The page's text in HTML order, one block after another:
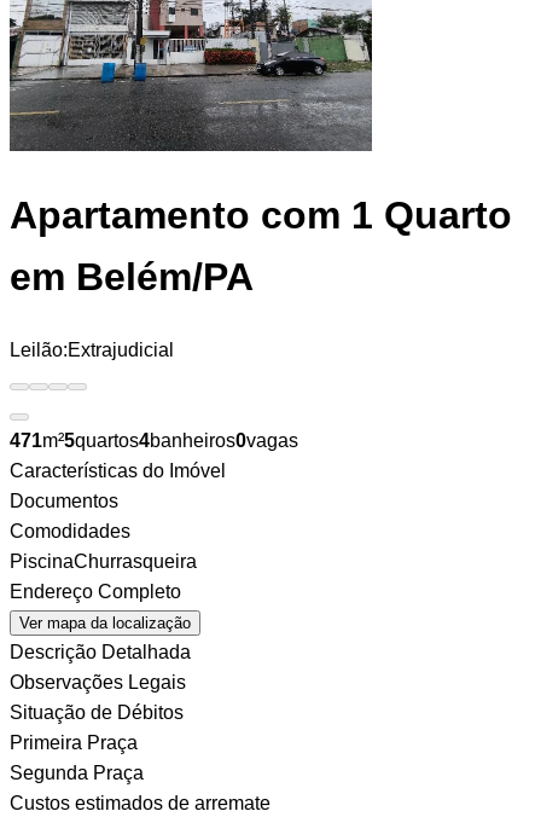
Apartamento com 1 Quarto
em Belém/PA
Leilão:Extrajudicial
471m²5quartos4banheiros0vagas
Características do Imóvel
Documentos
Comodidades
PiscinaChurrasqueira
Endereço Completo
Ver mapa da localização
Descrição Detalhada
Observações Legais
Situação de Débitos
Primeira Praça
Segunda Praça
Custos estimados de arremate